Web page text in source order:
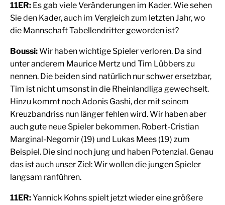
11ER: Es gab viele Veränderungen im Kader. Wie sehen
Sie den Kader, auch im Vergleich zum letzten Jahr, wo
die Mannschaft Tabellendritter geworden ist?
Boussi:Wir haben wichtige Spieler verloren. Da sind
unter anderem Maurice Mertz und Tim Lübbers zu
nennen. Die beiden sind natürlich nur schwer ersetzbar,
Tim ist nicht umsonst in die Rheinlandliga gewechselt.
Hinzu kommt noch Adonis Gashi, der mit seinem
Kreuzbandriss nun länger fehlen wird. Wir haben aber
auch gute neue Spieler bekommen. Robert-Cristian
Marginal-Negomir (19) und Lukas Mees (19) zum
Beispiel. Die sind noch jung und haben Potenzial. Genau
das ist auch unser Ziel: Wir wollen die jungen Spieler
langsam ranführen.
11ER:Yannick Kohns spielt jetzt wieder eine größere